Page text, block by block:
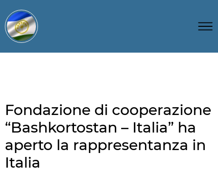
Fondazione di cooperazione
“Bashkortostan – Italia” ha
aperto la rappresentanza in
Italia